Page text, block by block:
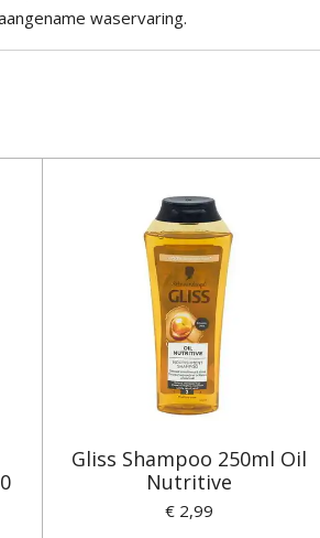
waservaring.
Gliss Shampoo 250ml Oil
Nutritive
€ 2,99